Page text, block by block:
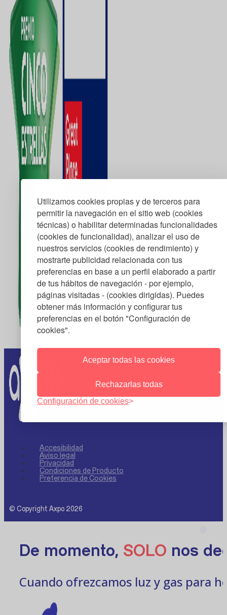
Utilizamos cookies propias y de terceros para
permitir la navegación en el sitio web (cookies
técnicas) o habilitar determinadas funcionalidades
(cookies de funcionalidad), analizar el uso de
nuestros servicios (cookies de rendimiento) y
mostrarte publicidad relacionada con tus
preferencias en base a un perfil elaborado a partir
de tus hábitos de navegación - por ejemplo,
páginas visitadas - (cookies dirigidas). Puedes
obtener más información y configurar tus
preferencias en el botón "Configuración de
cookies".
Aceptar todas las cookies
Rechazarlas todas
Configuración de cookies
Accesibilidad
Aviso legal
Privacidad
Condiciones de Producto
Preferencia de Cookies
© Copyright Axpo 2026
De momento, SOLO nos
Cuando ofrezcamos luz y gas para